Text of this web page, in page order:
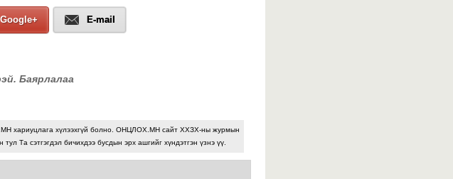
Google+ E-mail
Баярлалаа
хариуцлага хүлээхгүй болно. ОНЦЛОХ.МН сайт ХХЗХ-ны журмын
тул Та сэтгэгдэл бичихдээ бусдын эрх ашгийг хүндэтгэн үзнэ үү.